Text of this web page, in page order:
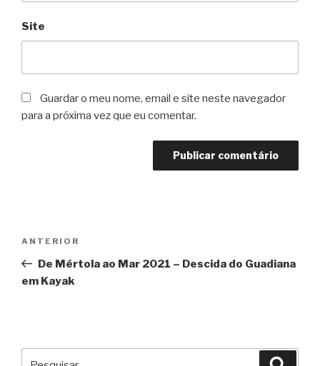
Site
Guardar o meu nome, email e site neste navegador
para a próxima vez que eu comentar.
artigos
Conteúdo
anterior
ANTERIOR
De Mértola ao Mar 2021 – Descida do Guadiana
em Kayak